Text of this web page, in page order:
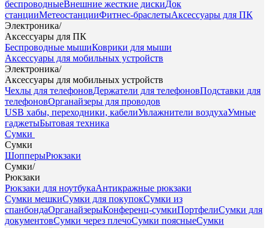
беспроводныеВнешние жесткие дискиДок
станцииМетеостанцииФитнес-браслетыАксессуары для ПК
Электроника/
Аксессуары для ПК
Беспроводные мышиКоврики для мыши
Аксессуары для мобильных устройств
Электроника/
Аксессуары для мобильных устройств
Чехлы для телефоновДержатели для телефоновПодставки для
телефоновОрганайзеры для проводов
USB хабы, переходники, кабелиУвлажнители воздухаУмные
гаджетыБытовая техника
Сумки
Сумки
ШопперыРюкзаки
Сумки/
Рюкзаки
Рюкзаки для ноутбукаАнтикражные рюкзаки
Сумки мешкиСумки для покупокСумки из
спанбондаОрганайзерыКонференц-сумкиПортфелиСумки для
документовСумки через плечоСумки поясныеСумки